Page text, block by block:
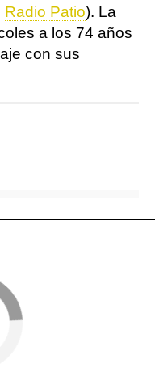
Radio Patio). La
a los 74 años
con sus